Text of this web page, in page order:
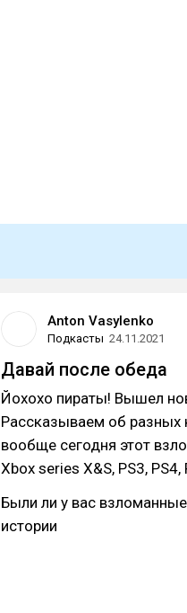
Anton Vasylenko
Подкасты 24.11.2021
Давай после обеда
Йохохо пираты! Вышел
Рассказываем об разных
вообще сегодня этот
Xbox series X&S, PS3,
Были ли у вас
истории